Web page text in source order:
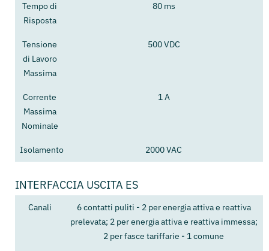
Tempo di
Risposta
80 ms
Tensione
di Lavoro
Massima
500 VDC
Corrente
Massima
Nominale
1 A
Isolamento 2000 VAC
INTERFACCIA USCITA ES
Canali
6 contatti puliti - 2 per energia attiva e reattiva
prelevata; 2 per energia attiva e reattiva immessa;
2 per fasce tariffarie - 1 comune